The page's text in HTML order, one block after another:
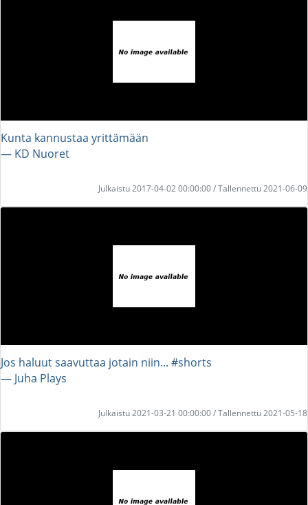
Kunta kannustaa yrittämään
― KD Nuoret
Julkaistu 2017-04-02 00:00:00 / Tallennettu 2021-06-09
Jos haluut saavuttaa jotain niin... #shorts
― Juha Plays
Julkaistu 2021-03-21 00:00:00 / Tallennettu 2021-05-18